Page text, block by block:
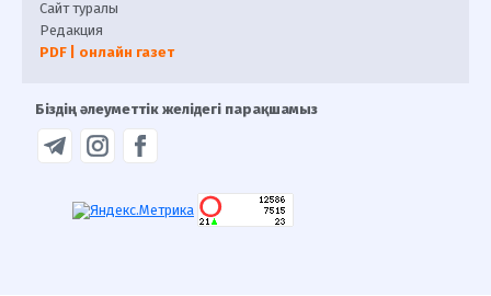
Сайт туралы
Редакция
PDF | онлайн газет
Біздің әлеуметтік желідегі парақшамыз